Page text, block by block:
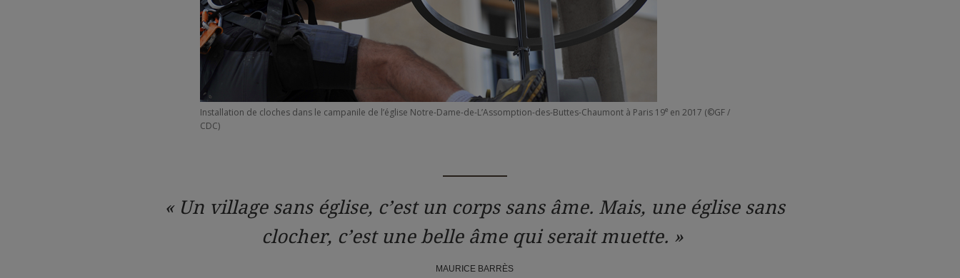
Installation de cloches dans le campanile de l’église Notre-Dame-de-L’Assomption-des-Buttes-Chaumont à Paris 19e en 2017 (©GF /
CDC)
« Un village sans église, c’est un corps sans âme. Mais, une église sans
clocher, c’est une belle âme qui serait muette. »
MAURICE BARRÈS